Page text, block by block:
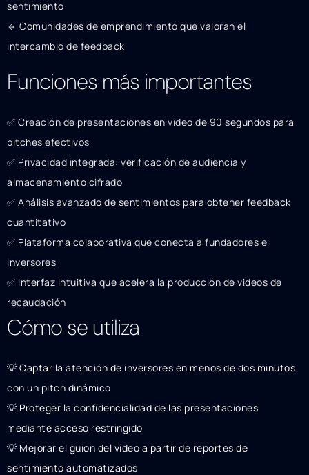
sentimiento
🔹 Comunidades de emprendimiento que valoran el
intercambio de feedback
Funciones más importantes
✅ Creación de presentaciones en video de 90 segundos para
pitches efectivos
✅ Privacidad integrada: verificación de audiencia y
almacenamiento cifrado
✅ Análisis avanzado de sentimientos para obtener feedback
cuantitativo
✅ Plataforma colaborativa que conecta a fundadores e
inversores
✅ Interfaz intuitiva que acelera la producción de videos de
recaudación
Cómo se utiliza
💡 Captar la atención de inversores en menos de dos minutos
con un pitch dinámico
💡 Proteger la confidencialidad de las presentaciones
mediante acceso restringido
💡 Mejorar el guion del video a partir de reportes de
sentimiento automatizados